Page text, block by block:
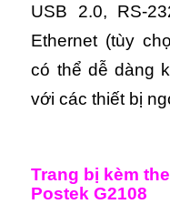
USB 2.0, RS-
Ethernet (tùy
có thể dễ dàng
với các thiết bị
Trang bị kèm
Postek G2108